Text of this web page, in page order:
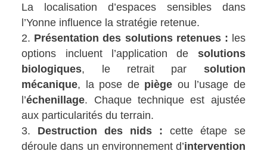
La localisation d’espaces sensibles dans
l’Yonne influence la stratégie retenue.
Présentation des solutions retenues : les
options incluent l’application de solutions
biologiques, le retrait par solution
mécanique, la pose de piège ou l’usage de
l’échenillage. Chaque technique est ajustée
aux particularités du terrain.
Destruction des nids : cette étape se
déroule dans un environnement d’intervention